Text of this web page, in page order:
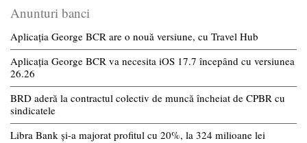
Anunturi banci
Aplicația George BCR are o nouă versiune, cu Travel Hub
Aplicația George BCR va necesita iOS 17.7 începând cu versiunea
26.26
BRD aderă la contractul colectiv de muncă încheiat de CPBR cu
sindicatele
Libra Bank și-a majorat profitul cu 20%, la 324 milioane lei